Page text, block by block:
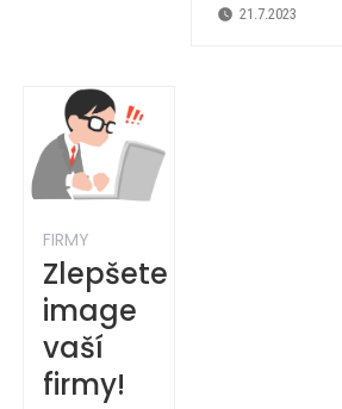
21.7.2023
FIRMY
Zlepšete
image
vaší
firmy!